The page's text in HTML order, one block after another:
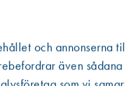
och annonserna
även